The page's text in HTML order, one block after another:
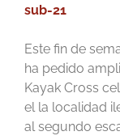
sub-21
Este fin de
ha pedido
Kayak Cross
el la localidad
al segundo